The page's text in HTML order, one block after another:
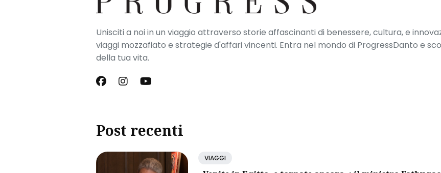
Unisciti a noi in un viaggio attraverso storie affascinanti di benessere, cultura, e
viaggi mozzafiato e strategie d'affari vincenti. Entra nel mondo di ProgressDanto e
della tua vita.
Post recenti
VIAGGI